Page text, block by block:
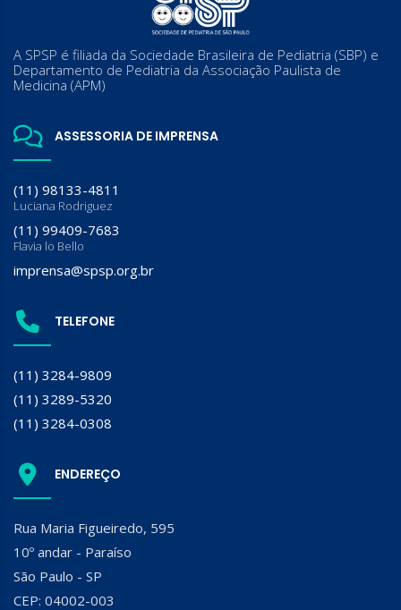
A SPSP é filiada da Sociedade Brasileira de Pediatria (SBP) e
Departamento de Pediatria da Associação Paulista de
Medicina (APM)
ASSESSORIA DE IMPRENSA
(11) 98133-4811
Luciana Rodriguez
(11) 99409-7683
Flavia lo Bello
imprensa@spsp.org.br
TELEFONE
(11) 3284-9809
(11) 3289-5320
(11) 3284-0308
ENDEREÇO
Rua Maria Figueiredo, 595
10º andar - Paraíso
São Paulo - SP
CEP: 04002-003